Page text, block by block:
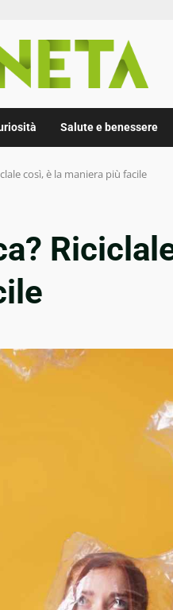
Salute e benessere
così, è la maniera più facile